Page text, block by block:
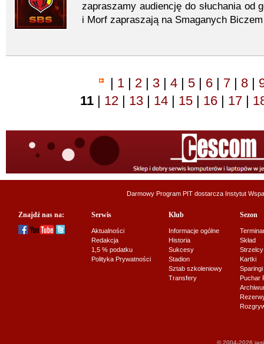
zapraszamy audiencję do słuchania od
i Morf zapraszają na Smaganych
| 1 | 2 | 3 | 4 | 5 | 6 | 7 | 8 |
11 | 12 | 13 | 14 | 15 | 16 | 17 |
Darmowy Program PIT dostarcza Instytut
Znajdź nas na: Serwis
Aktualności
Redakcja
1,5 % podatku
Polityka Prywatności
Klub
Informacje ogólne
Historia
Sukcesy
Stadion
Sztab szkoleniowy
Transfery
Sezon
Skład
Strzelcy
Kartki
Sparingi
Puchar
© 2004-2026